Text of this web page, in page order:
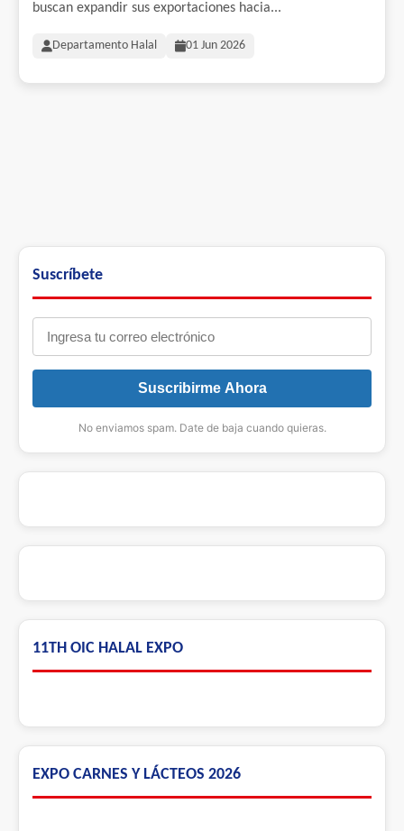
buscan expandir sus exportaciones hacia...
Departamento Halal 01 Jun 2026
Suscríbete
Suscribirme Ahora
No enviamos spam. Date de baja cuando quieras.
11TH OIC HALAL EXPO
EXPO CARNES Y LÁCTEOS 2026